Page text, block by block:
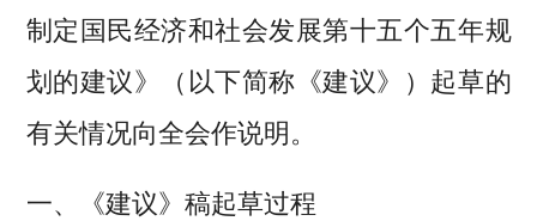
制定国民经济和社会发展第十五个五年规
划的建议》（以下简称《建议》）起草的
有关情况向全会作说明。
一、《建议》稿起草过程